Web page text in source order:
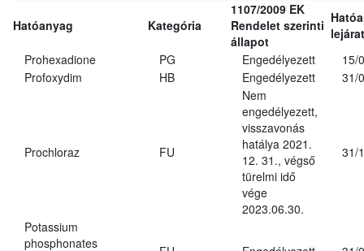
Hatóanyag Kategória
1107/2009 EK
Rendelet szerinti
állapot
Prohexadione
PG Engedélyezett
15/
Profoxydim
HB Engedélyezett 31/
Prochloraz FU
Nem
engedélyezett,
visszavonás
hatálya 2021.
12. 31., végső
türelmi idő
vége
2023.06.30.
31/
Potassium
phosphonates